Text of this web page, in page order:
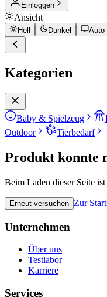
Einloggen
Ansicht
Hell Dunkel Auto
Kategorien
Baby & Spielzeug
Outdoor
Tierbedarf
Produkt konnte
Beim Laden dieser Seite
Erneut versuchen Zur
Unternehmen
Über uns
Testlabor
Karriere
Services